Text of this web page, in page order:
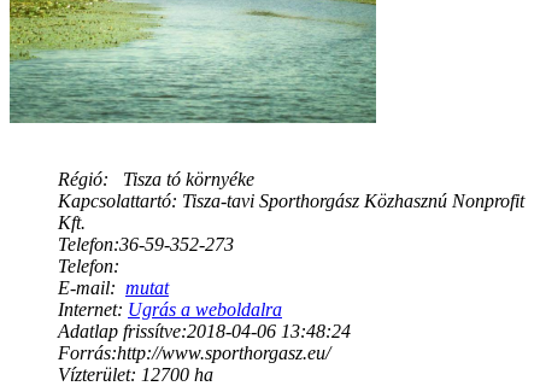
Régió:
Tisza tó környéke
Kapcsolattartó: Tisza-tavi Sporthorgász Közhasznú Nonprofit
Kft.
Telefon:36-59-352-273
Telefon:
E-mail: mutat
Internet: Ugrás a weboldalra
Adatlap frissítve:2018-04-06 13:48:24
Forrás:http://www.sporthorgasz.eu/
Vízterület: 12700 ha